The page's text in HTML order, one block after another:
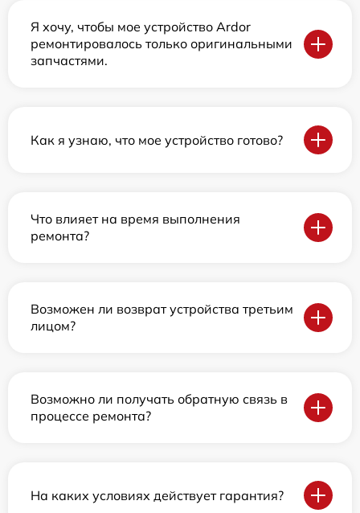
Я хочу, чтобы мое устройство Ardor
ремонтировалось только оригинальными
запчастями.
Как я узнаю, что мое устройство готово?
Что влияет на время выполнения
ремонта?
Возможен ли возврат устройства третьим
лицом?
Возможно ли получать обратную связь в
процессе ремонта?
На каких условиях действует гарантия?